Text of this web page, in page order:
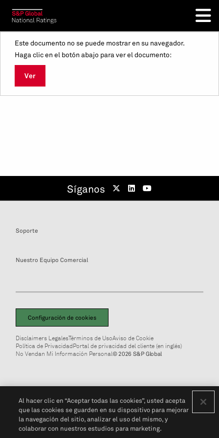
Este documento no se puede mostrar en su navegador.
Haga clic en el botón abajo para ver el documento:
Ver
Síganos
Soporte
Nuestro Equipo Comercial
Configuración de cookies
Disclaimers LegalesTérminos de UsoAviso de Cookie
Política de PrivacidadPortal de privacidad del cliente (en inglés)
No Vendan Mi Información Personal© 2026 S&P Global
Al hacer clic en “Aceptar todas las cookies”, usted acepta
que las cookies se guarden en su dispositivo para mejorar
la navegación del sitio, analizar el uso del mismo, y
colaborar con nuestros estudios para marketing.